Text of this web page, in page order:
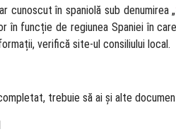
în spaniolă sub denumirea „
în funcție de regiunea Spaniei în
verifică site-ul consiliului local.
trebuie să ai și alte